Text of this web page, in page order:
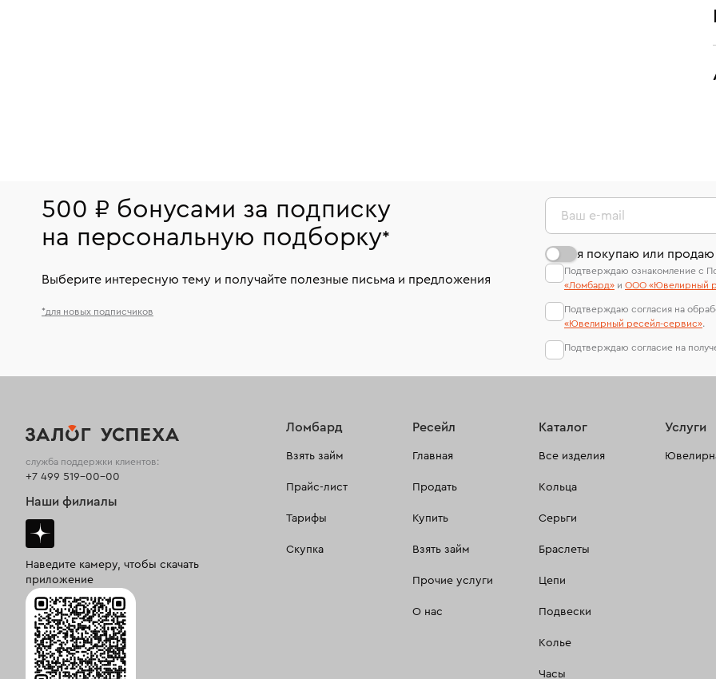
500 ₽ бонусами за подписку
на персональную подборку*
Выберите интересную тему и получайте полезные письма и предложения
*для новых подписчиков
Ваш e-mail
я покупаю или
Подтверждаю ознакомление с
«Ломбард» и ООО «Ювелирный
Подтверждаю согласия на
«Ювелирный ресейл-сервиc».
Подтверждаю согласие на
Ломбард
Взять займ
Прайс-лист
Тарифы
Скупка
Ресейл
Главная
Продать
Купить
Взять займ
Прочие услуги
О нас
Каталог
Все изделия
Кольца
Серьги
Браслеты
Цепи
Подвески
Колье
Часы
Услуги
служба поддержки клиентов:
+7 499 519-00-00
Наши филиалы
Наведите камеру, чтобы скачать
приложение